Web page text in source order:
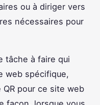
ou à diriger vers
nécessaires pour
tâche à faire qui
web spécifique,
pour ce site web